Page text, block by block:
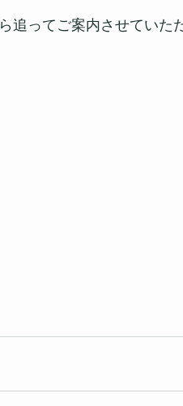
追ってご案内させていた